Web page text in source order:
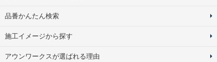
品番かんたん検索
施工イメージから探す
アウンワークスが選ばれる理由